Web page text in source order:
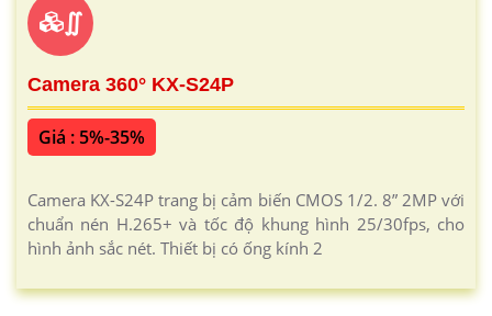
∬
Camera 360° KX-S24P
Giá : 5%-35%
Camera KX-S24P trang bị cảm biến CMOS 1/2. 8” 2MP với
chuẩn nén H.265+ và tốc độ khung hình 25/30fps, cho
hình ảnh sắc nét. Thiết bị có ống kính 2